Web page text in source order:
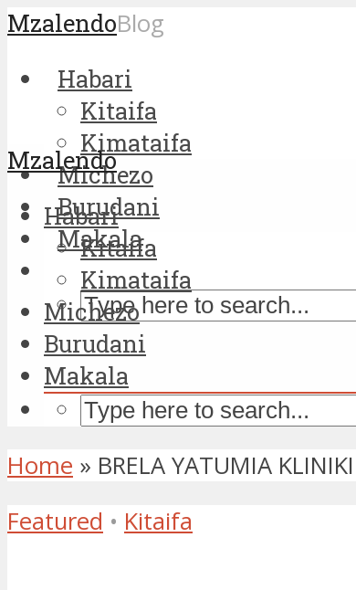
MzalendoBlog
Habari
Kitaifa
Kimataifa
Michezo
Burudani
Makala
Mzalendo
Habari
Kitaifa
Kimataifa
Michezo
Burudani
Makala
Home » BRELA YATUMIA
Featured • Kitaifa